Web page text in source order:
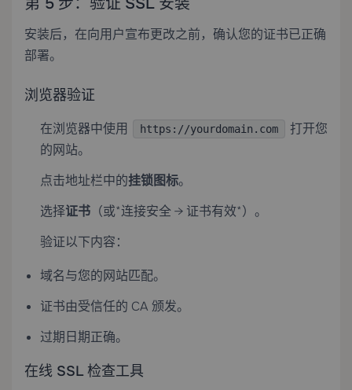
安装后，在向用户宣布更改之前，确认您的证书已正确
部署。
浏览器验证
在浏览器中使用 https://yourdomain.com
打开您
的网站。
点击地址栏中的挂锁图标。
选择证书 （或*连接安全 → 证书有效*）。
验证以下内容：
域名与您的网站匹配。
证书由受信任的 CA 颁发。
过期日期正确。
在线 SSL 检查工具